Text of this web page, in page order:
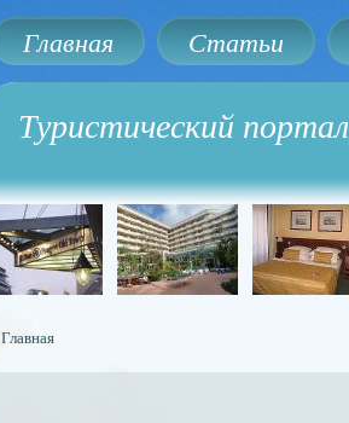
Главная Статьи
Туристический портал
Вы здесь
Главная